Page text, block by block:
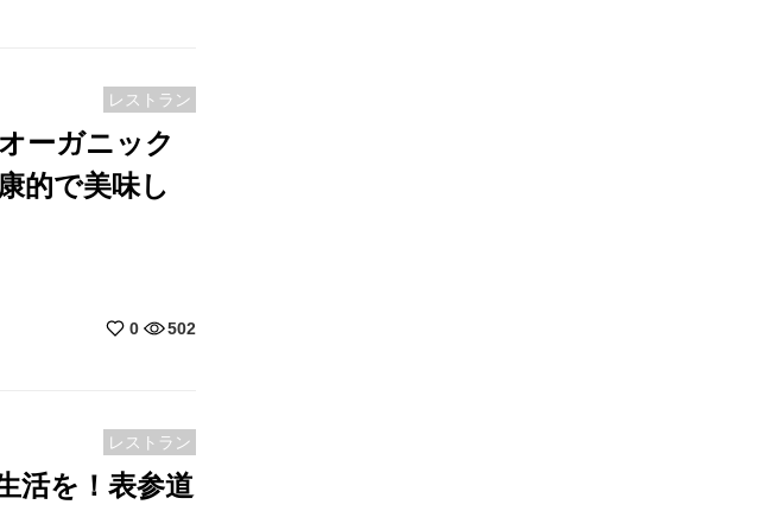
レストラン
ーガニック
的で美味し
0 502
レストラン
活を！表参道